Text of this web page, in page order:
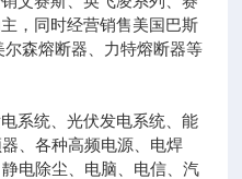
，同时经营销售美国巴斯
森熔断器、力特熔断器等
系统、光伏发电系统、能
、各种高频电源、电焊
电除尘、电脑、电信、汽